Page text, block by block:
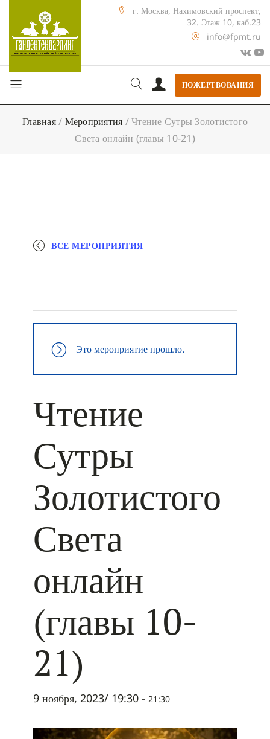
г. Москва, Нахимовский проспект,
32. Этаж 10, каб.23
info@fpmt.ru
ПОЖЕРТВОВАНИЯ
Главная/ Мероприятия /Чтение Сутры Золотистого
Света онлайн (главы 10-21)
ВСЕ МЕРОПРИЯТИЯ
Это мероприятие прошло.
Чтение
Сутры
Золотистого
Света
онлайн
(главы 10-
21)
9 ноября, 2023/ 19:30 - 21:30